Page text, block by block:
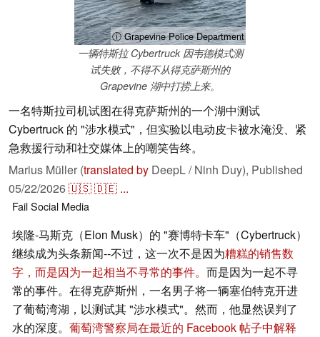
ⓘ Grapevine Police Department
一辆特斯拉 Cybertruck 因韦德模式测
试失败，不得不从得克萨斯州的
Grapevine 湖中打捞上来。
一名特斯拉司机试图在得克萨斯州的一个湖中测试
Cybertruck 的 "涉水模式"，但实验以电动皮卡被水淹没、紧
急救援行动和社交媒体上的嘲笑告终。
Marius Müller (translated by DeepL / Ninh Duy), Published
05/22/2026🇺🇸🇩🇪 ...
FailSocial Media
埃隆-马斯克（Elon Musk）的 "赛博特卡车"（Cybertruck）
继续成为头条新闻--不过，这一次不是因为糟糕的销售数
字，而是因为一起相当不寻常的事件。 而是因为一起不寻
常的事件。在得克萨斯州，一名男子将一辆塞伯特克开进
了葡萄湾湖，以测试其 "涉水模式"。然而，他显然误判了
水的深度。 葡萄湾警察局在最近的 Facebook 帖子中解释